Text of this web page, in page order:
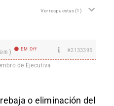
Ver respuestas(1)
EM Off #2133395
de Ejecutiva
o eliminación del